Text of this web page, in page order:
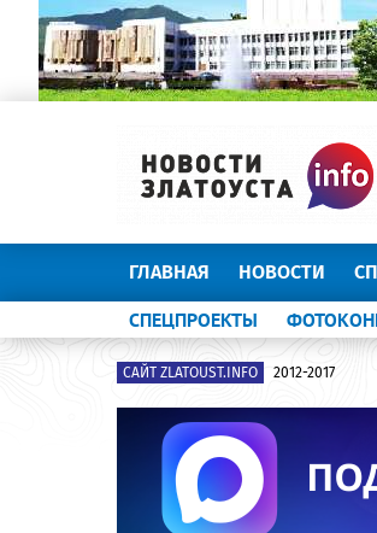
ГЛАВНАЯ НОВОСТИ
СПЕЦПРОЕКТЫ
САЙТ ZLATOUST.INFO 2012-2017